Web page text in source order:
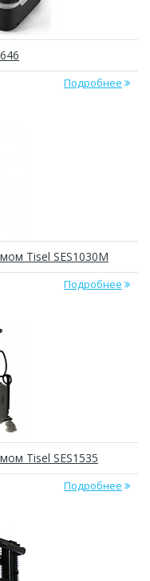
Подробнее
Tisel SES1030M
Подробнее
Tisel SES1535
Подробнее